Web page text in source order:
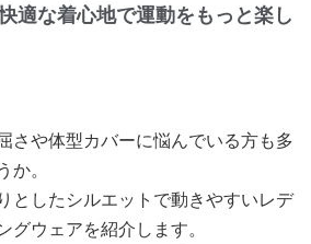
適な着心地で運動をもっと楽し
さや体型カバーに悩んでいる方も多
。
としたシルエットで動きやすいレデ
グウェアを紹介します。